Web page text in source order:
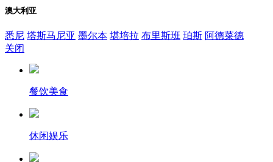
澳大利亚
悉尼 塔斯马尼亚 墨尔本 堪培拉 布里斯班 珀斯 阿德菜德
关闭
餐饮美食
休闲娱乐